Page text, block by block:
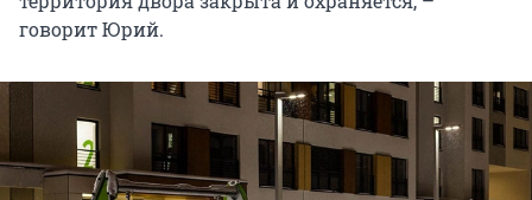
говорит Юрий.